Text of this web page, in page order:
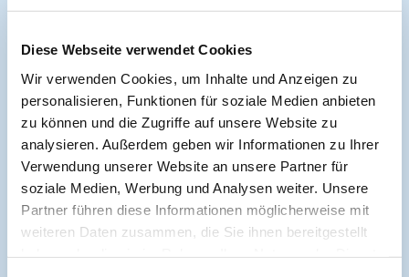
Diese Webseite verwendet Cookies
Wir verwenden Cookies, um Inhalte und Anzeigen zu
personalisieren, Funktionen für soziale Medien anbieten
zu können und die Zugriffe auf unsere Website zu
analysieren. Außerdem geben wir Informationen zu Ihrer
Verwendung unserer Website an unsere Partner für
soziale Medien, Werbung und Analysen weiter. Unsere
Partner führen diese Informationen möglicherweise mit
weiteren Daten zusammen, die Sie ihnen bereitgestellt
Hygiene, Kardiologie, Nephrologie, Neurologie
Kürzlich hinzugefügte Kurse:
Archivierte Kurse:
Registerbasierte Studien zu
Interventionseffekten Möglichkeiten
Herausforderungen Perspektiven